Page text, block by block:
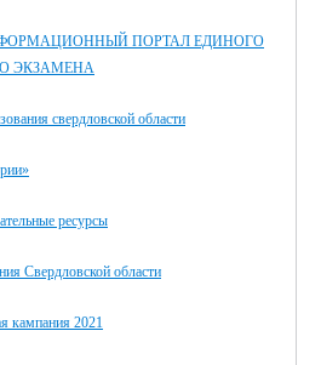
ПОРТАЛ ЕДИНОГО
ЭКЗАМЕНА
свердловской области
ресурсы
Свердловской области
кампания 2021